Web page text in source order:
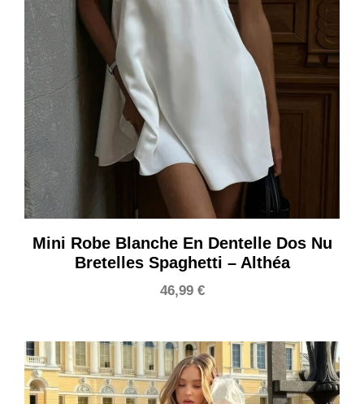
Mini Robe Blanche En Dentelle Dos Nu
Bretelles Spaghetti – Althéa
46,99 €